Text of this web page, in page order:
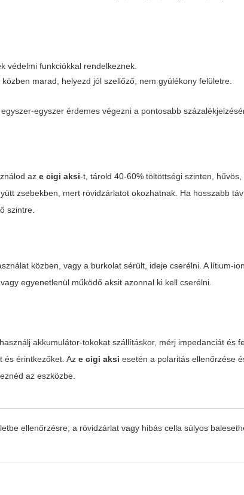
védelmi funkciókkal rendelkeznek.
marad, helyezd jól szellőző, nem gyúlékony felületre.
egyszer érdemes végezni a pontosabb
aze cigi aksi-t, tárold 40-60% töltöttségi szinten, hűvös,
zsebekben, mert rövidzárlatot okozhatnak. Ha hosszabb
szintre.
közben, vagy a burkolat sérült, ideje cserélni. A lítium-
egyenetlenül működő aksit azonnal ki kell cserélni.
akkumulátor-tokokat szállításkor, mérj impedanciát és
és érintkezőket. Aze cigi aksi esetén a polaritás ellenőrzése
az eszközbe.
ellenőrzésre; a rövidzárlat vagy hibás cella súlyos